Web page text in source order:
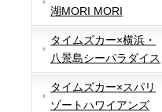
湖MORI MORI
タイムズカー×横浜・
八景島シーパラダイス
タイムズカー×スパリ
ゾートハワイアンズ